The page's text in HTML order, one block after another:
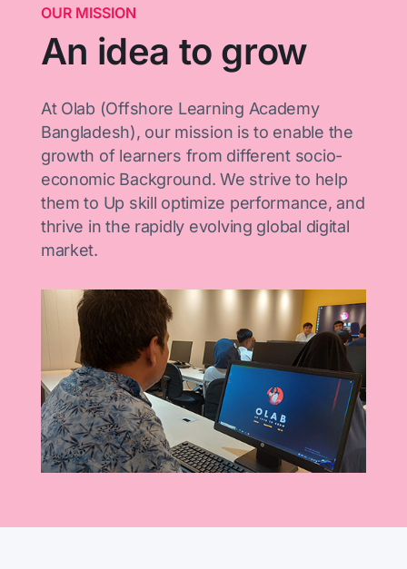
OUR MISSION
An idea to grow
At Olab (Offshore Learning Academy
Bangladesh), our mission is to enable the
growth of learners from different socio-
economic Background. We strive to help
them to Up skill optimize performance, and
thrive in the rapidly evolving global digital
market.